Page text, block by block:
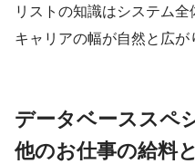
リストの知識はシステム全
キャリアの幅が自然と広が
データベーススペ
他のお仕事の給料